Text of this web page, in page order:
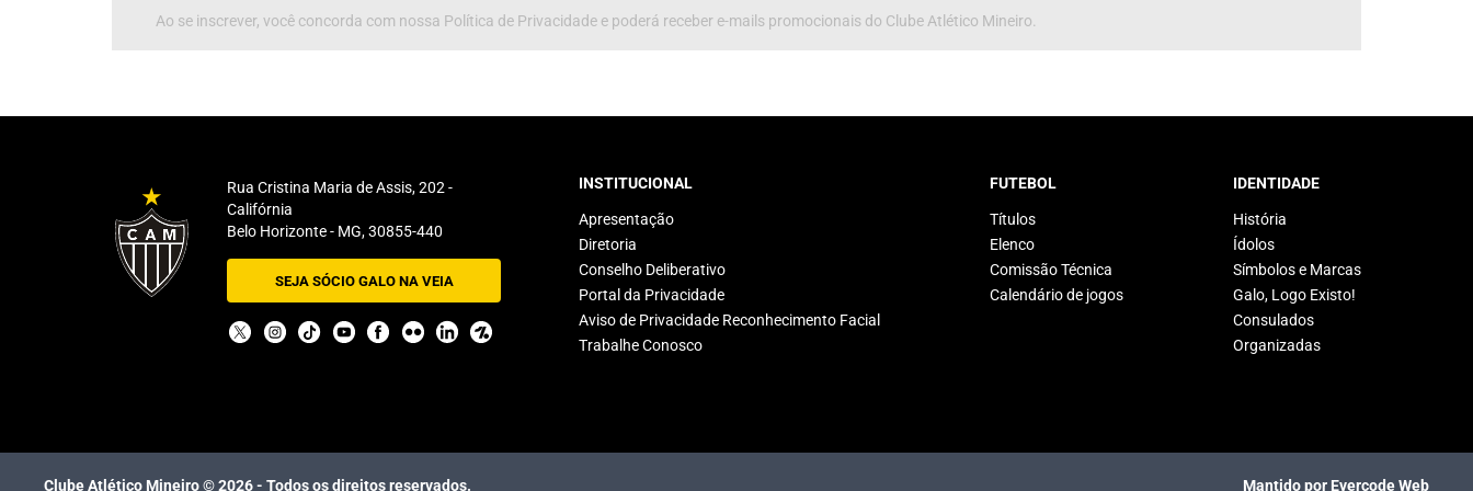
Ao se inscrever, você concorda com nossa Política de Privacidade e poderá receber e-mails promocionais do Clube Atlético Mineiro.
Rua Cristina Maria de Assis, 202 -
Califórnia
Belo Horizonte - MG, 30855-440
SEJA SÓCIO GALO NA VEIA
INSTITUCIONAL
Apresentação
Diretoria
Conselho Deliberativo
Portal da Privacidade
Aviso de Privacidade Reconhecimento Facial
Trabalhe Conosco
FUTEBOL
Títulos
Elenco
Comissão Técnica
Calendário de jogos
IDENTIDADE
História
Ídolos
Símbolos e Marcas
Galo, Logo Existo!
Consulados
Organizadas
Clube Atlético Mineiro ©2026- Todos os direitos reservados. Mantido por Evercode Web